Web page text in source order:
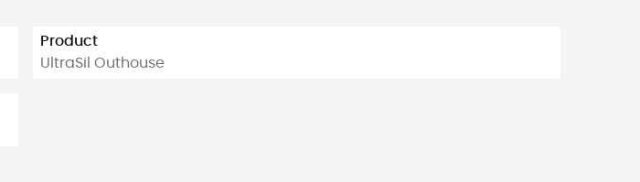
Product
UltraSil Outhouse